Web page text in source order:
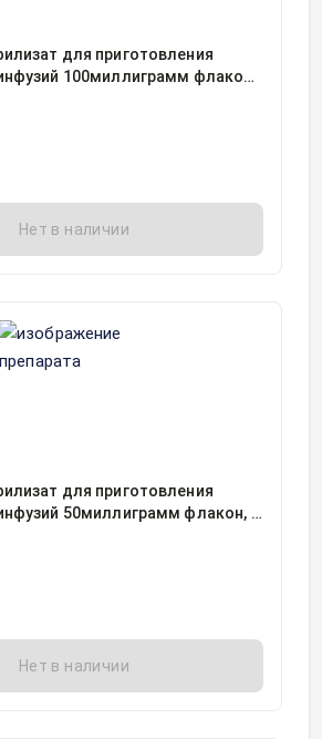
для приготовления
100миллиграмм флакон,
Нет в наличии
для приготовления
50миллиграмм флакон, 1,
Нет в наличии